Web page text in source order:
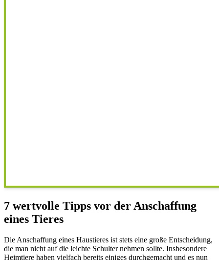
7 wertvolle Tipps vor der Anschaffung
eines Tieres
Die Anschaffung eines Haustieres ist stets eine große Entscheidung,
die man nicht auf die leichte Schulter nehmen sollte. Insbesondere
Heimtiere haben vielfach bereits einiges durchgemacht und es nun